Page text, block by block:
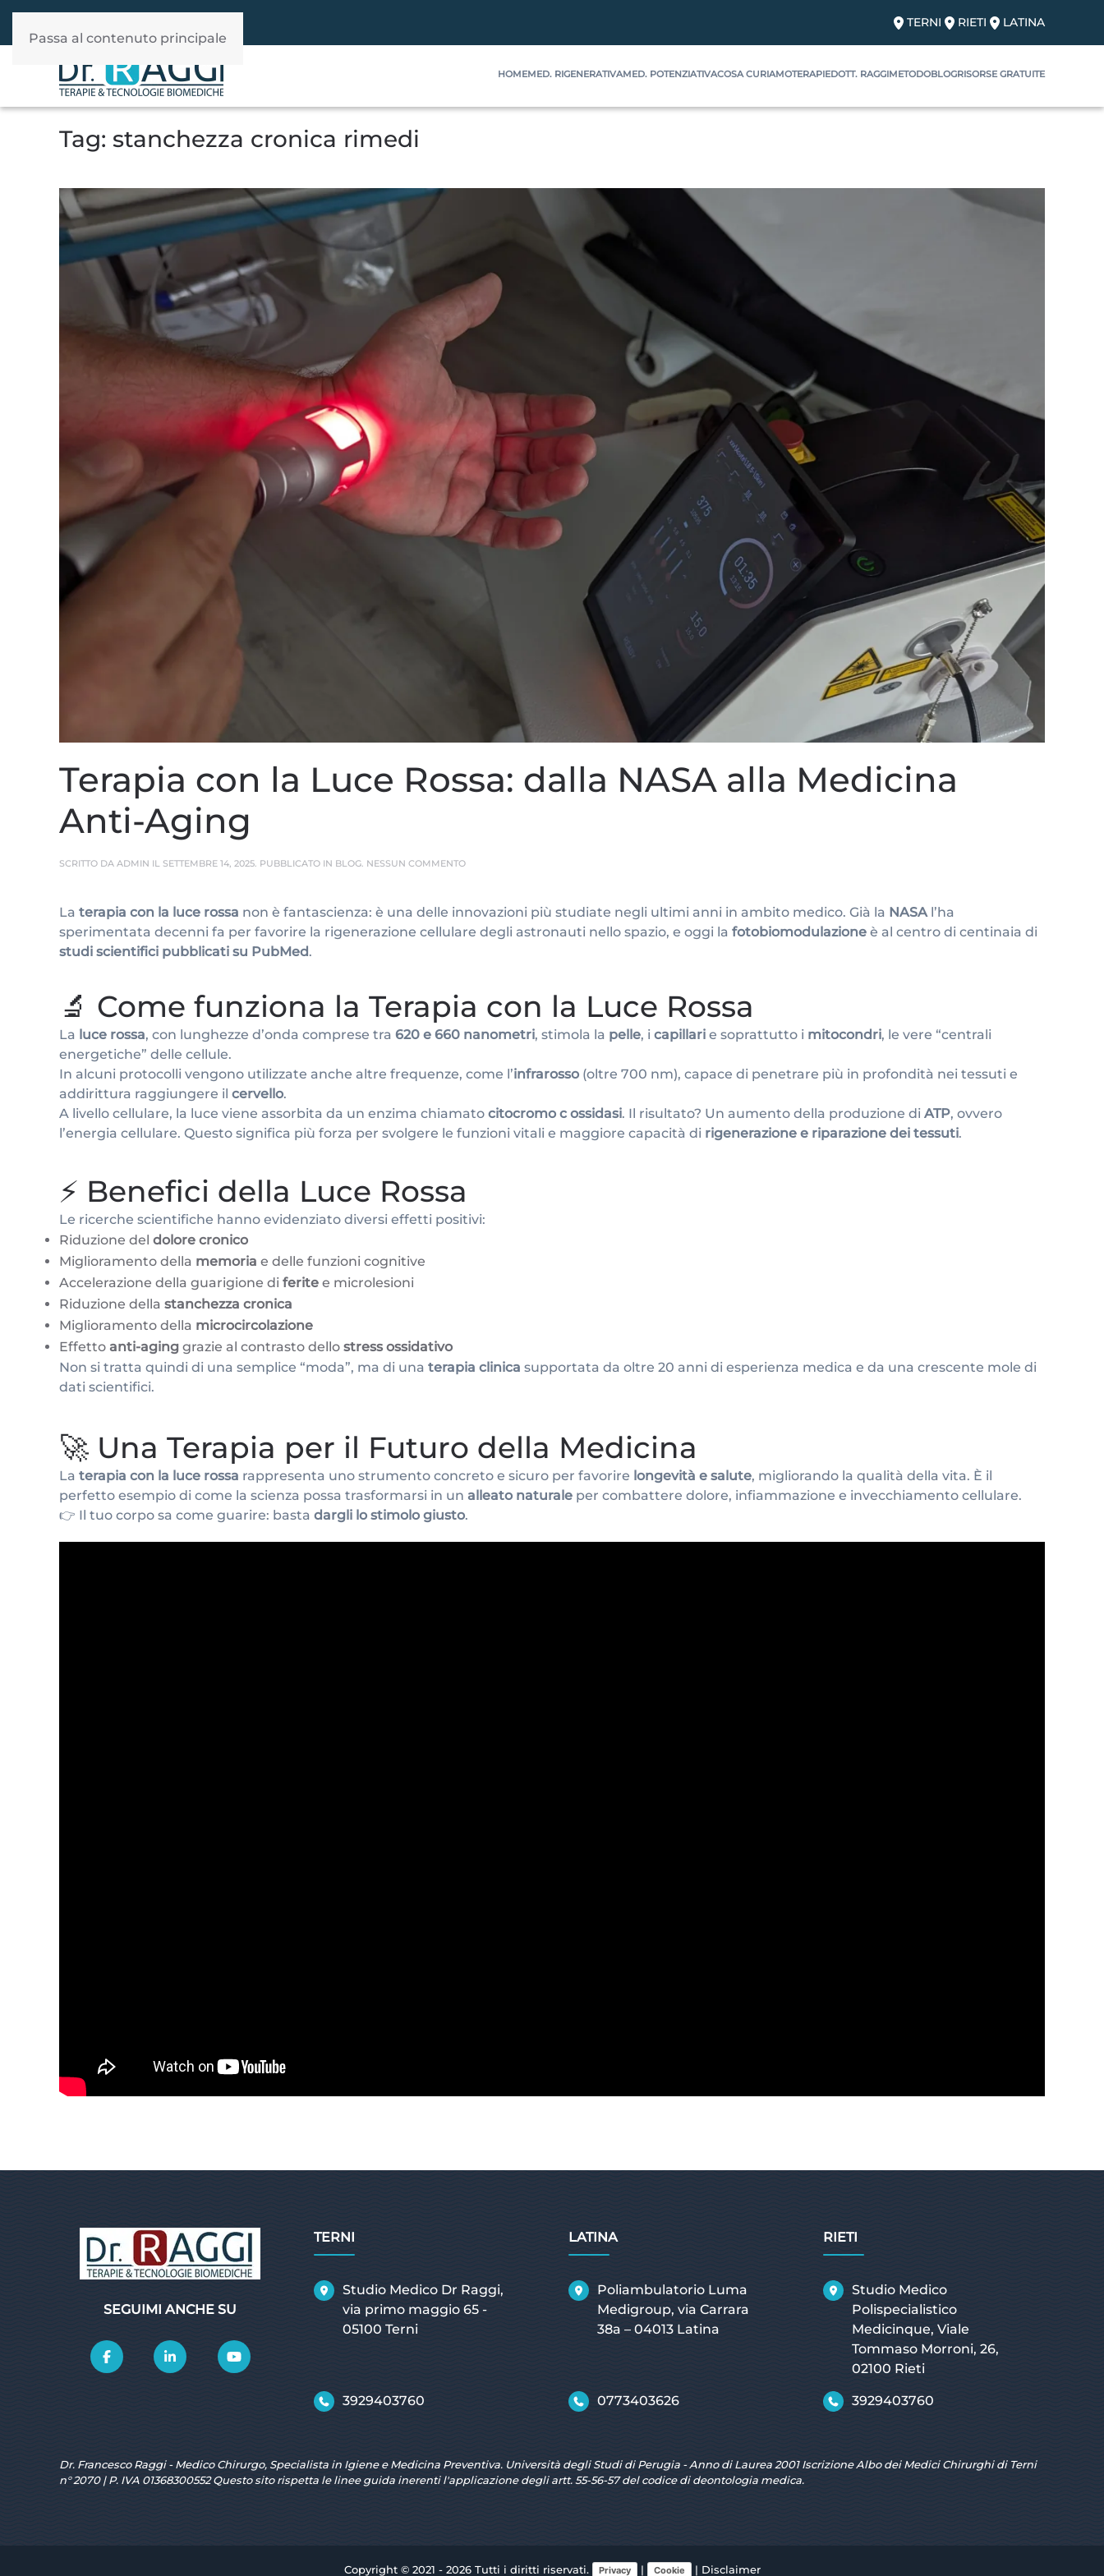
TERNI RIETI LATINA
Passa al contenuto principale
HOMEMED. RIGENERATIVAMED. POTENZIATIVACOSA CURIAMOTERAPIEDOTT. RAGGIMETODOBLOGRISORSE GRATUITE
Tag: stanchezza cronica rimedi
Terapia con la Luce Rossa: dalla NASA alla Medicina
Anti-Aging
SCRITTO DA ADMIN IL SETTEMBRE 14, 2025 . PUBBLICATO IN BLOG NESSUN COMMENTOSU
LUCE
DALLA
La terapia con la luce rossa non è fantascienza: è una delle innovazioni più studiate negli ultimi anni in ambito medico. Già la NASA l’ha
sperimentata decenni fa per favorire la rigenerazione cellulare degli astronauti nello spazio, e oggi la fotobiomodulazione è al centro di centinaia di
studi scientifici pubblicati su PubMed.
🔬 Come funziona la Terapia con la Luce Rossa
La luce rossa, con lunghezze d’onda comprese tra 620 e 660 nanometri, stimola la pelle, i capillari e soprattutto i mitocondri, le vere “centrali
energetiche” delle cellule.
In alcuni protocolli vengono utilizzate anche altre frequenze, come l’infrarosso (oltre 700 nm), capace di penetrare più in profondità nei tessuti e
addirittura raggiungere il cervello.
A livello cellulare, la luce viene assorbita da un enzima chiamato citocromo c ossidasi. Il risultato? Un aumento della produzione di ATP, ovvero
l’energia cellulare. Questo significa più forza per svolgere le funzioni vitali e maggiore capacità di rigenerazione e riparazione dei tessuti.
⚡ Benefici della Luce Rossa
Le ricerche scientifiche hanno evidenziato diversi effetti positivi:
Riduzione del dolore cronico
Miglioramento della memoria e delle funzioni cognitive
Accelerazione della guarigione di ferite e microlesioni
Riduzione della stanchezza cronica
Miglioramento della microcircolazione
Effetto anti-aging grazie al contrasto dello stress ossidativo
Non si tratta quindi di una semplice “moda”, ma di una terapia clinica supportata da oltre 20 anni di esperienza medica e da una crescente mole di
dati scientifici.
🚀 Una Terapia per il Futuro della Medicina
La terapia con la luce rossa rappresenta uno strumento concreto e sicuro per favorire longevità e salute, migliorando la qualità della vita. È il
perfetto esempio di come la scienza possa trasformarsi in un alleato naturale per combattere dolore, infiammazione e invecchiamento cellulare.
👉 Il tuo corpo sa come guarire: basta dargli lo stimolo giusto.
SEGUIMI ANCHE SU
TERNI
Studio Medico Dr Raggi,
via primo maggio 65 -
05100 Terni
3929403760
LATINA
Poliambulatorio Luma
Medigroup, via Carrara
38a – 04013 Latina
0773403626
RIETI
Studio Medico
Polispecialistico
Medicinque, Viale
Tommaso Morroni, 26,
02100 Rieti
3929403760
Dr. Francesco Raggi - Medico Chirurgo, Specialista in Igiene e Medicina Preventiva. Università degli Studi di Perugia - Anno di Laurea 2001 Iscrizione Albo dei Medici Chirurghi di Terni
n° 2070 | P. IVA 01368300552 Questo sito rispetta le linee guida inerenti l'applicazione degli artt. 55-56-57 del codice di deontologia medica.
Copyright © 2021 - 2026 Tutti i diritti riservati. Privacy | Cookie | Disclaimer